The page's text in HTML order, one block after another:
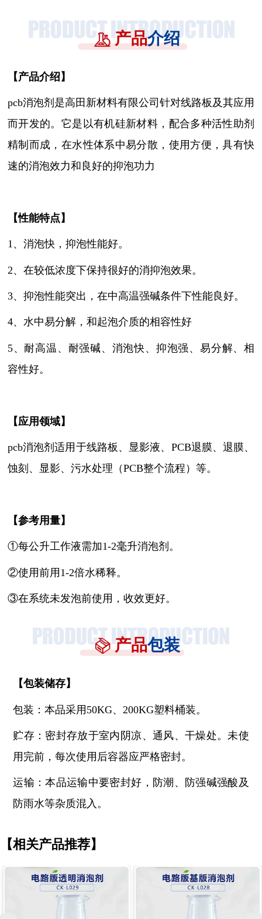
产品介绍
【产品介绍】
pcb消泡剂是高田新材料有限公司针对线路板及其应用
而开发的。它是以有机硅新材料，配合多种活性助剂
精制而成，在水性体系中易分散，使用方便，具有快
速的消泡效力和良好的抑泡功力
【性能特点】
1、消泡快，抑泡性能好。
2、在较低浓度下保持很好的消抑泡效果。
3、抑泡性能突出，在中高温强碱条件下性能良好。
4、 水中易分解，和起泡介质的相容性好
5、耐高温、耐强碱、消泡快、抑泡强、易分解、相
容性好。
【应用领域】
pcb消泡剂适用 于线路板、显影液、 PCB退膜、退膜、
蚀刻、显影、污水处理（PCB整个流程）等。
【参考用量】
①每公升工作液需加1-2毫升消泡剂。
②使用前用1-2倍水稀释。
③在系统未发泡前使用，收效更好。
产品包装
【包装储存】
包装：本品采用 50KG、200KG塑料桶装。
贮存：密封存放于室内阴凉、通风、干燥处。未使
用完前，每次使用后容器应严格密封。
运输：本品运输中要密封好，防潮、防强碱强酸及
防雨水等杂质混入。
【相关产品推荐】